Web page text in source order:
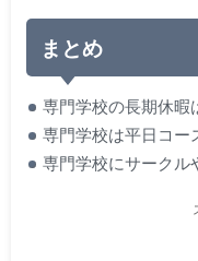
まとめ
専門学校の長期休暇
専門学校は平日コー
専門学校にサークル